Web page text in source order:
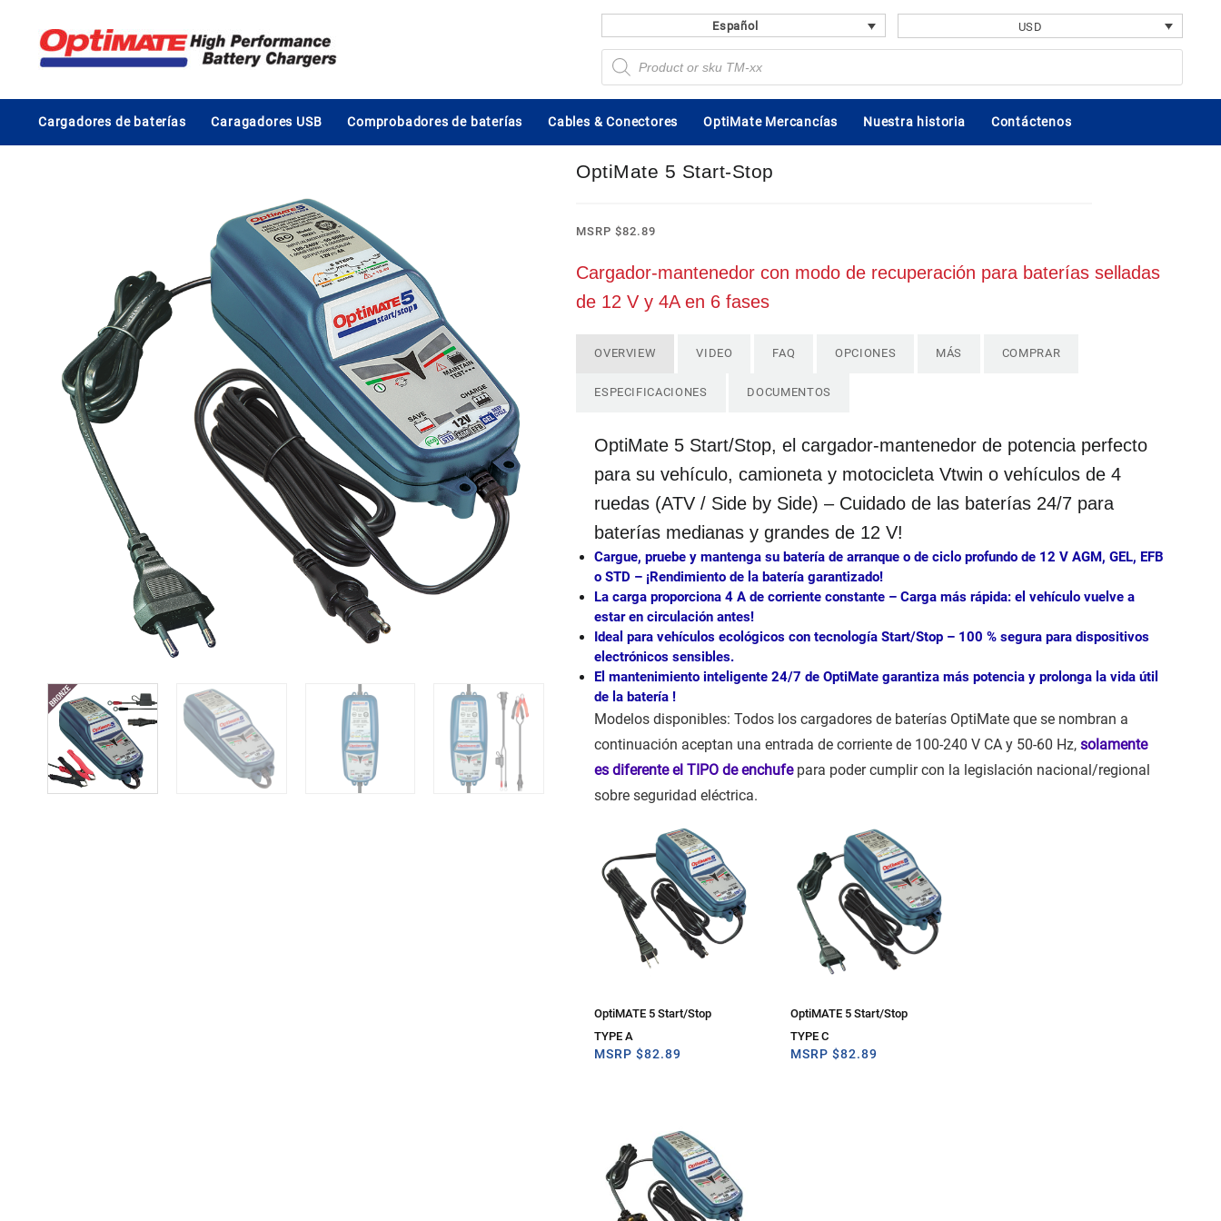
contenido
Español USD
Búsqueda
de
productos
Cargadores de baterías Caragadores USB Comprobadores de baterías Cables & Conectores OptiMate Mercancías Nuestra historia Contáctenos
OptiMate 5 Start-Stop
MSRP$82.89
Cargador-mantenedor con modo de recuperación para baterías selladas
de 12 V y 4A en 6 fases
OVERVIEW VIDEO FAQ OPCIONES MÁS COMPRAR
ESPECIFICACIONES DOCUMENTOS
OptiMate 5 Start/Stop, el cargador-mantenedor de potencia perfecto
para su vehículo, camioneta y motocicleta Vtwin o vehículos de 4
ruedas (ATV / Side by Side) – Cuidado de las baterías 24/7 para
baterías medianas y grandes de 12 V!
Cargue, pruebe y mantenga su batería de arranque o de ciclo profundo de 12 V AGM, GEL, EFB
o STD – ¡Rendimiento de la batería garantizado!
La carga proporciona 4 A de corriente constante – Carga más rápida: el vehículo vuelve a
estar en circulación antes!
Ideal para vehículos ecológicos con tecnología Start/Stop – 100 % segura para dispositivos
electrónicos sensibles.
El mantenimiento inteligente 24/7 de OptiMate garantiza más potencia y prolonga la vida útil
de la batería !
Modelos disponibles: Todos los cargadores de baterías OptiMate que se nombran a
continuación aceptan una entrada de corriente de 100-240 V CA y 50-60 Hz,solamente
es diferente el TIPO de enchufepara poder cumplir con la legislación nacional/regional
sobre seguridad eléctrica.
OptiMATE 5 Start/Stop
TYPE A
MSRP$82.89
OptiMATE 5 Start/Stop
TYPE C
MSRP$82.89